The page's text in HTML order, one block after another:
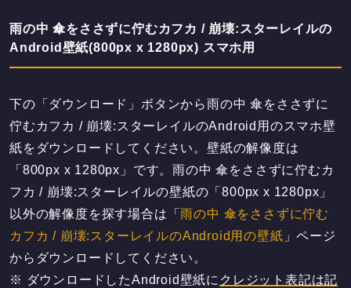
雨の中 傘をささずに佇むカフカ / 崩壊:スターレイルの
Android壁紙(800px x 1280px) スマホ用
下の「ダウンロード」ボタンから雨の中 傘をささずに
佇むカフカ / 崩壊:スターレイルのAndroid用のスマホ壁
紙をダウンロードしてください。壁紙の解像度は
「800px x 1280px」です。雨の中 傘をささずに佇むカ
フカ / 崩壊:スターレイルの壁紙の「800px x 1280px」
以外の解像度を探す場合は「雨の中 傘をささずに佇む
カフカ / 崩壊:スターレイルのAndroid用の壁紙 」ページ
からダウンロードしてください。
※ ダウンロードしたAndroid壁紙に クレジット表記は記